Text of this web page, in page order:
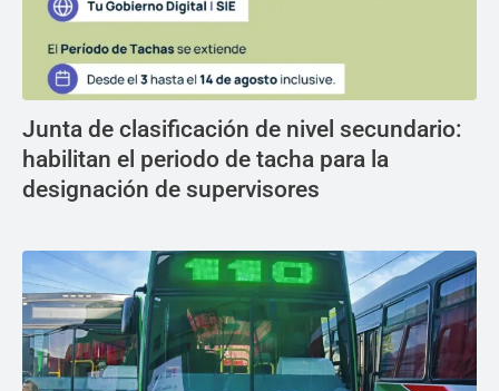
Junta de clasificación de nivel secundario:
habilitan el periodo de tacha para la
designación de supervisores